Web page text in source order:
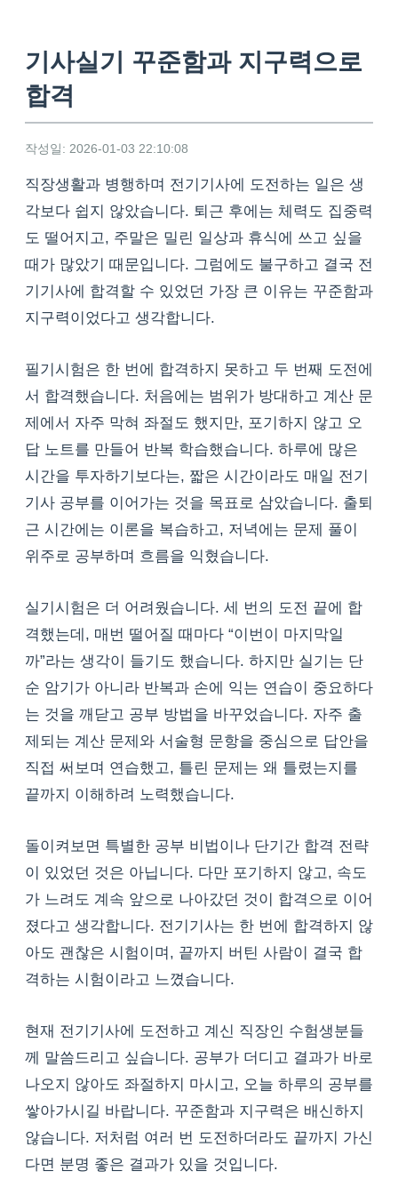
기사실기 꾸준함과 지구력으로
합격
작성일: 2026-01-03 22:10:08
직장생활과 병행하며 전기기사에 도전하는 일은 생
각보다 쉽지 않았습니다. 퇴근 후에는 체력도 집중력
도 떨어지고, 주말은 밀린 일상과 휴식에 쓰고 싶을
때가 많았기 때문입니다. 그럼에도 불구하고 결국 전
기기사에 합격할 수 있었던 가장 큰 이유는 꾸준함과
지구력이었다고 생각합니다.
필기시험은 한 번에 합격하지 못하고 두 번째 도전에
서 합격했습니다. 처음에는 범위가 방대하고 계산 문
제에서 자주 막혀 좌절도 했지만, 포기하지 않고 오
답 노트를 만들어 반복 학습했습니다. 하루에 많은
시간을 투자하기보다는, 짧은 시간이라도 매일 전기
기사 공부를 이어가는 것을 목표로 삼았습니다. 출퇴
근 시간에는 이론을 복습하고, 저녁에는 문제 풀이
위주로 공부하며 흐름을 익혔습니다.
실기시험은 더 어려웠습니다. 세 번의 도전 끝에 합
격했는데, 매번 떨어질 때마다 “이번이 마지막일
까”라는 생각이 들기도 했습니다. 하지만 실기는 단
순 암기가 아니라 반복과 손에 익는 연습이 중요하다
는 것을 깨닫고 공부 방법을 바꾸었습니다. 자주 출
제되는 계산 문제와 서술형 문항을 중심으로 답안을
직접 써보며 연습했고, 틀린 문제는 왜 틀렸는지를
끝까지 이해하려 노력했습니다.
돌이켜보면 특별한 공부 비법이나 단기간 합격 전략
이 있었던 것은 아닙니다. 다만 포기하지 않고, 속도
가 느려도 계속 앞으로 나아갔던 것이 합격으로 이어
졌다고 생각합니다. 전기기사는 한 번에 합격하지 않
아도 괜찮은 시험이며, 끝까지 버틴 사람이 결국 합
격하는 시험이라고 느꼈습니다.
현재 전기기사에 도전하고 계신 직장인 수험생분들
께 말씀드리고 싶습니다. 공부가 더디고 결과가 바로
나오지 않아도 좌절하지 마시고, 오늘 하루의 공부를
쌓아가시길 바랍니다. 꾸준함과 지구력은 배신하지
않습니다. 저처럼 여러 번 도전하더라도 끝까지 가신
다면 분명 좋은 결과가 있을 것입니다.